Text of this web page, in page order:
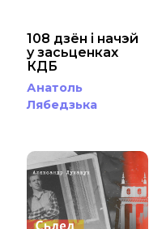
108 дзён і начэй
у засьценках
КДБ
Анатоль
Лябедзька